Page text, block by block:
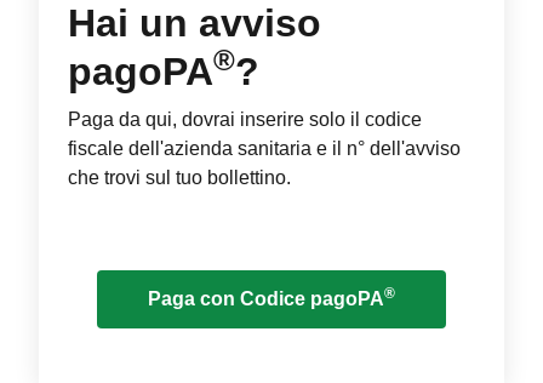
Hai un avviso
pagoPA®?
Paga da qui, dovrai inserire solo il codice
fiscale dell'azienda sanitaria e il n° dell'avviso
che trovi sul tuo bollettino.
Paga con Codice pagoPA®